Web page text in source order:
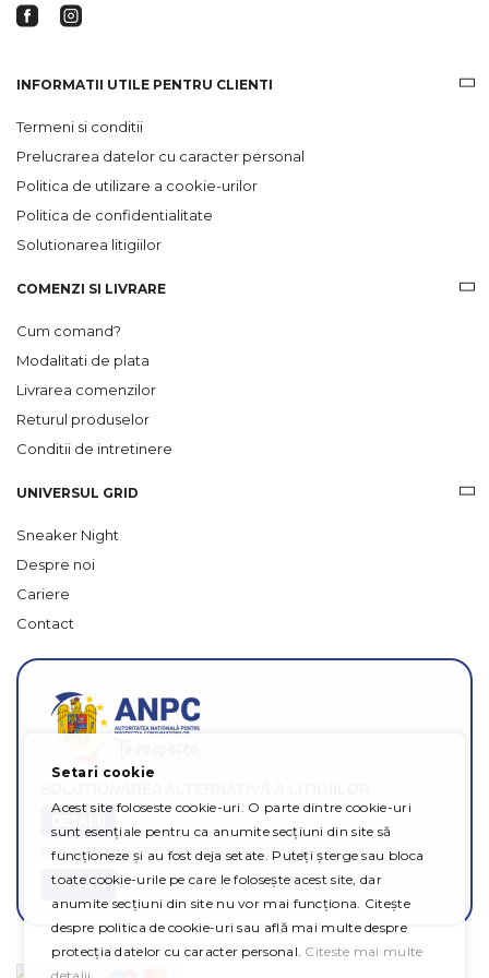
INFORMATII UTILE PENTRU CLIENTI
Termeni si conditii
Prelucrarea datelor cu caracter personal
Politica de utilizare a cookie-urilor
Politica de confidentialitate
Solutionarea litigiilor
COMENZI SI LIVRARE
Cum comand?
Modalitati de plata
Livrarea comenzilor
Returul produselor
Conditii de intretinere
UNIVERSUL GRID
Sneaker Night
Despre noi
Cariere
Contact
SOLUȚIONAREA ONLINE A LITIGIILOR
DETALII
Setari cookie
Acest site foloseste cookie-uri. O parte dintre cookie-uri
sunt esențiale pentru ca anumite secțiuni din site să
funcționeze și au fost deja setate. Puteți șterge sau bloca
toate cookie-urile pe care le folosește acest site, dar
anumite secțiuni din site nu vor mai funcționa. Citește
despre politica de cookie-uri sau află mai multe despre
protecția datelor cu caracter personal. Citeste mai multe